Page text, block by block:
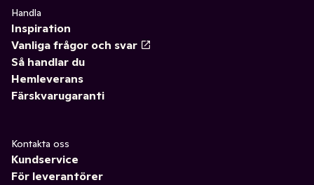
Handla
Inspiration
Vanliga frågor och svar
Så handlar du
Hemleverans
Färskvarugaranti
Kontakta oss
Kundservice
För leverantörer